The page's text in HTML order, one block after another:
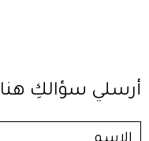
أرسلي سؤالكِ هنا